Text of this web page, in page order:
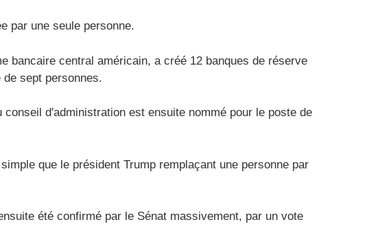
par une seule personne.
bancaire central américain, a créé 12 banques de réserve
sept personnes.
d'administration est ensuite nommé pour le poste de
que le président Trump remplaçant une personne par
été confirmé par le Sénat massivement, par un vote